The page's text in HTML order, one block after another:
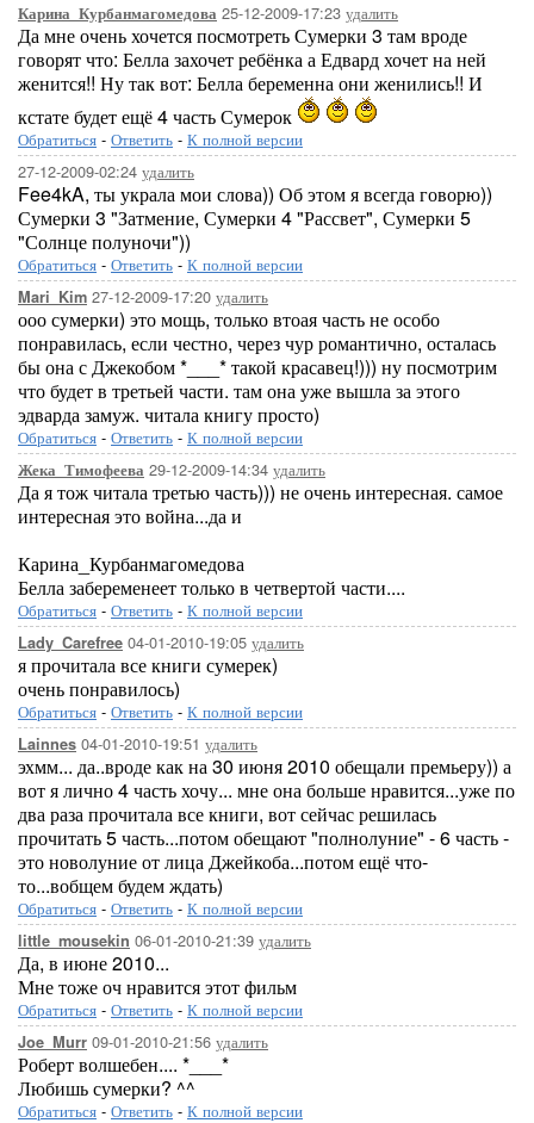
Карина_Курбанмагомедова 25-12-2009-17:23 удалить
Да мне очень хочется посмотреть Сумерки 3 там вроде
говорят что: Белла захочет ребёнка а Едвард хочет на ней
женится!! Ну так вот: Белла беременна они женились!! И
кстате будет ещё 4 часть Сумерок
Обратиться - Ответить - К полной версии
27-12-2009-02:24 удалить
Fee4kA, ты украла мои слова)) Об этом я всегда говорю))
Сумерки 3 "Затмение, Сумерки 4 "Рассвет", Сумерки 5
"Солнце полуночи"))
Обратиться - Ответить - К полной версии
Mari_Kim 27-12-2009-17:20 удалить
ооо сумерки) это мощь, только втоая часть не особо
понравилась, если честно, через чур романтично, осталась
бы она с Джекобом *___* такой красавец!))) ну посмотрим
что будет в третьей части. там она уже вышла за этого
эдварда замуж. читала книгу просто)
Обратиться - Ответить - К полной версии
Жека_Тимофеева 29-12-2009-14:34 удалить
Да я тож читала третью часть))) не очень интересная. самое
интересная это война...да и
Карина_Курбанмагомедова
Белла забеременеет только в четвертой части....
Обратиться - Ответить - К полной версии
Lady_Carefree 04-01-2010-19:05 удалить
я прочитала все книги сумерек)
очень понравилось)
Обратиться - Ответить - К полной версии
Lainnes 04-01-2010-19:51 удалить
эхмм... да..вроде как на 30 июня 2010 обещали премьеру)) а
вот я лично 4 часть хочу... мне она больше нравится...уже по
два раза прочитала все книги, вот сейчас решилась
прочитать 5 часть...потом обещают "полнолуние" - 6 часть -
это новолуние от лица Джейкоба...потом ещё что-
то...вобщем будем ждать)
Обратиться - Ответить - К полной версии
little_mousekin 06-01-2010-21:39 удалить
Да, в июне 2010...
Мне тоже оч нравится этот фильм
Обратиться - Ответить - К полной версии
Joe_Murr 09-01-2010-21:56 удалить
Роберт волшебен.... *___*
Любишь сумерки? ^^
Обратиться - Ответить - К полной версии